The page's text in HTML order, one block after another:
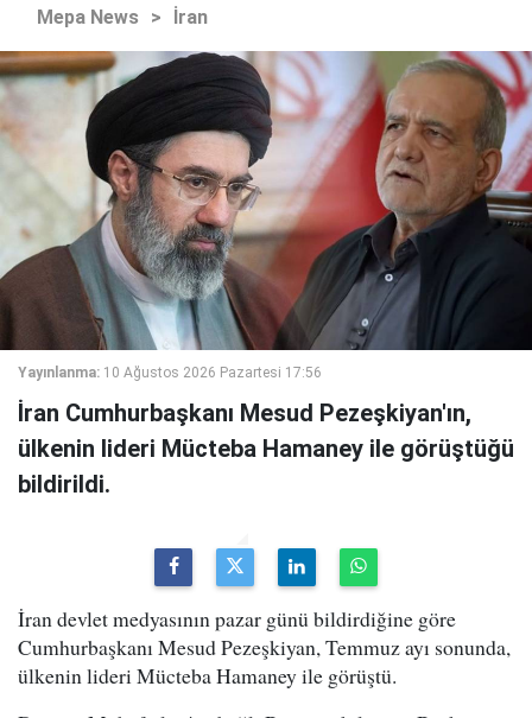
Mepa News > İran
Yayınlanma: 10 Ağustos 2026 Pazartesi 17:56
İran Cumhurbaşkanı Mesud Pezeşkiyan'ın,
ülkenin lideri Mücteba Hamaney ile görüştüğü
bildirildi.
İran devlet medyasının pazar günü bildirdiğine göre
Cumhurbaşkanı Mesud Pezeşkiyan, Temmuz ayı sonunda,
ülkenin lideri Mücteba Hamaney ile görüştü.